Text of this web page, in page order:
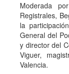
Moderada
Registrales,
la
General del
y director del
Viguer,
Valencia.